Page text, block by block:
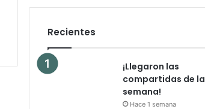
Recientes
¡Llegaron las
compartidas de la
semana!
Hace 1 semana